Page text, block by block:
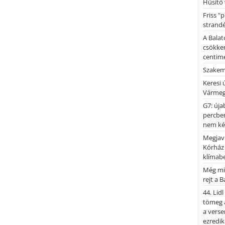
Hűsítő
Friss
A
Keresi
G7:
nem
Még
rejt a
44.
tömeg
a